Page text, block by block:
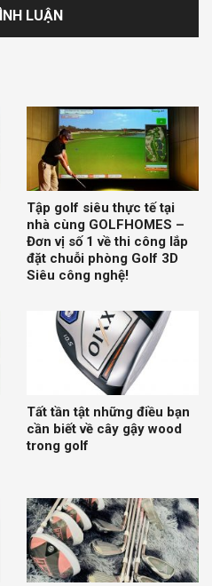
Tập golf siêu thực tế tại
nhà cùng GOLFHOMES –
Đơn vị số 1 về thi công lắp
đặt chuỗi phòng Golf 3D
Siêu công nghệ!
Tất tần tật những điều bạn
cần biết về cây gậy wood
trong golf